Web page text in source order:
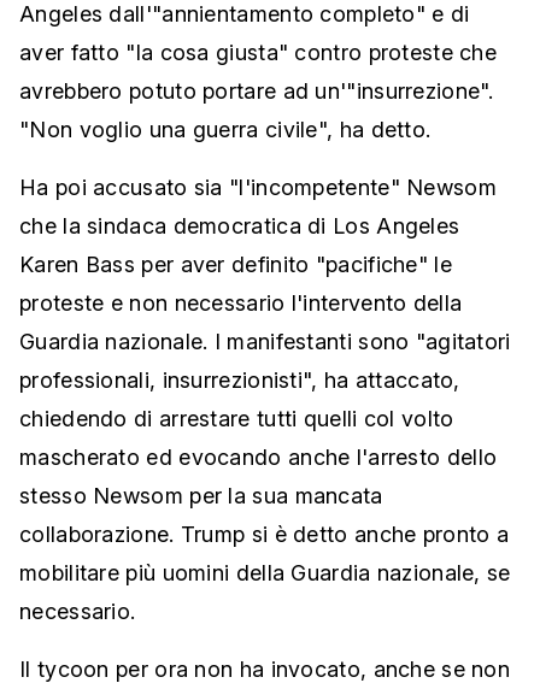
Angeles dall'"annientamento completo" e di
aver fatto "la cosa giusta" contro proteste che
avrebbero potuto portare ad un'"insurrezione".
"Non voglio una guerra civile", ha detto.
Ha poi accusato sia "l'incompetente" Newsom
che la sindaca democratica di Los Angeles
Karen Bass per aver definito "pacifiche" le
proteste e non necessario l'intervento della
Guardia nazionale. I manifestanti sono "agitatori
professionali, insurrezionisti", ha attaccato,
chiedendo di arrestare tutti quelli col volto
mascherato ed evocando anche l'arresto dello
stesso Newsom per la sua mancata
collaborazione. Trump si è detto anche pronto a
mobilitare più uomini della Guardia nazionale, se
necessario.
Il tycoon per ora non ha invocato, anche se non